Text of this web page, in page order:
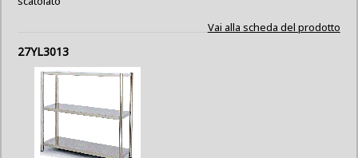
Vai alla scheda del prodotto
27YL3013